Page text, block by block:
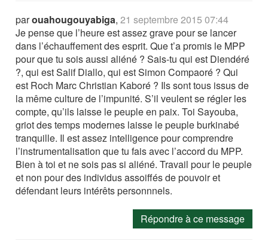
parouahougouyabiga,21 septembre 2015 07:44
Je pense que l’heure est assez grave pour se lancer
dans l’échauffement des esprit. Que t’a promis le MPP
pour que tu sois aussi aliéné ? Sais-tu qui est Diendéré
?, qui est Salif Diallo, qui est Simon Compaoré ? Qui
est Roch Marc Christian Kaboré ? Ils sont tous issus de
la même culture de l’impunité. S’il veulent se régler les
compte, qu’ils laisse le peuple en paix. Toi Sayouba,
griot des temps modernes laisse le peuple burkinabé
tranquille. Il est assez intelligence pour comprendre
l’instrumentalisation que tu fais avec l’accord du MPP.
Bien à toi et ne sois pas si aliéné. Travail pour le peuple
et non pour des individus assoiffés de pouvoir et
défendant leurs intérêts personnnels.
Répondre à ce message